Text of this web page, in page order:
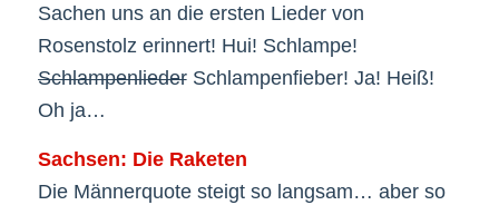
Sachen uns an die ersten Lieder von
Rosenstolz erinnert! Hui! Schlampe!
SchlampenliederSchlampenfieber! Ja! Heiß!
Oh ja…
Sachsen: Die Raketen
Die Männerquote steigt so langsam… aber so